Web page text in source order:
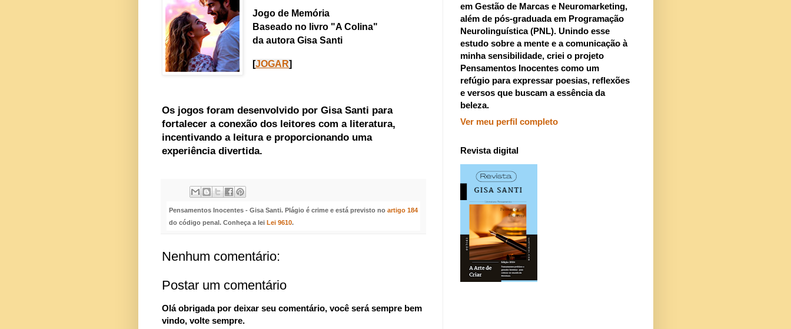
Jogo de Memória
Baseado no livro "A Colina"
da autora Gisa Santi
[JOGAR]
Os jogos foram desenvolvido por Gisa Santi para
fortalecer a conexão dos leitores com a literatura,
incentivando a leitura e proporcionando uma
experiência divertida.
Pensamentos Inocentes - Gisa Santi. Plágio é crime e está previsto no artigo 184
do código penal. Conheça a leiLei 9610.
Nenhum comentário:
Postar um comentário
Olá obrigada por deixar seu comentário, você será sempre bem
vindo, volte sempre.
em Gestão de Marcas e Neuromarketing,
além de pós-graduada em Programação
Neurolinguística (PNL). Unindo esse
estudo sobre a mente e a comunicação à
minha sensibilidade, criei o projeto
Pensamentos Inocentes como um
refúgio para expressar poesias, reflexões
e versos que buscam a essência da
beleza.
Ver meu perfil completo
Revista digital